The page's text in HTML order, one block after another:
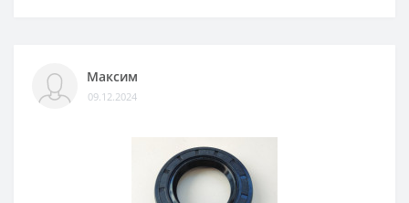
Максим
09.12.2024